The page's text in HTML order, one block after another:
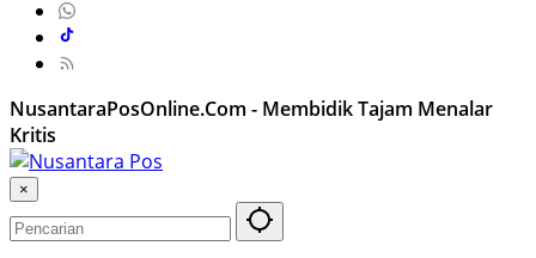
NusantaraPosOnline.Com - Membidik Tajam Menalar
Kritis
×